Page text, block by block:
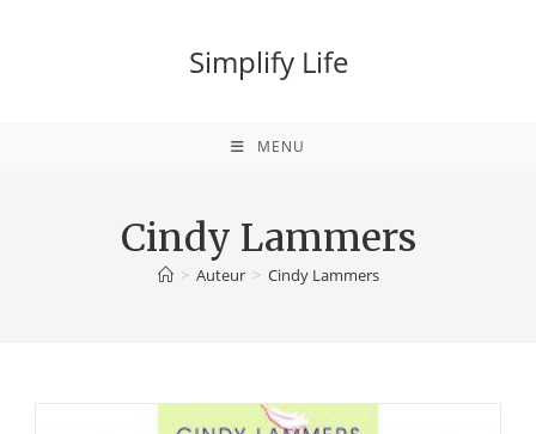
Simplify Life
MENU
Cindy Lammers
> Auteur > Cindy Lammers